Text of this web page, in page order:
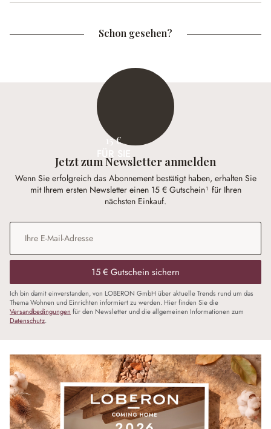
Schon gesehen?
15 €
Jetzt zum Newsletter anmelden
Wenn Sie erfolgreich das Abonnement bestätigt haben, erhalten Sie
mit Ihrem ersten Newsletter einen 15 € Gutschein¹ für Ihren
nächsten Einkauf.
E-Mail-Adresse
15 € Gutschein sichern
Ich bin damit einverstanden, von LOBERON GmbH über aktuelle Trends rund um das
Thema Wohnen und Einrichten informiert zu werden. Hier finden Sie die
Versandbedingungen für den Newsletter und die allgemeinen Informationen zum
Datenschutz.